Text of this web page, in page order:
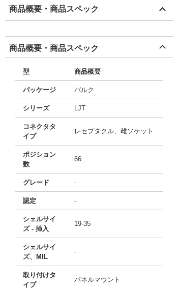
商品概要・商品スペック
商品概要・商品スペック
型 商品概要
パッケージ バルク
シリーズ LJT
コネクタタ
イプ
レセプタクル、雌ソケット
ポジション
数
66
グレード -
認定 -
シェルサイ
ズ - 挿入
19-35
シェルサイ
ズ、MIL
-
取り付けタ
イプ
パネルマウント